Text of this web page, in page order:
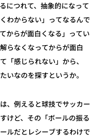
につれて、抽象的になって
わからない」ってなるんで
からが面白くなる」ってい
らなくなってからが面白
「感じられない」から、
いなのを探すというか。
、例えると球技でサッカー
けど、その「ボールの振る
ルだとレシーブするわけで